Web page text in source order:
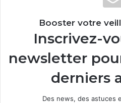
Booster votre
Inscrivez-
newsletter
derniers
Des news, des astuces